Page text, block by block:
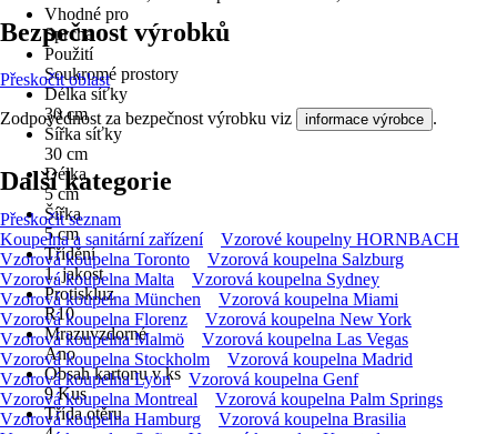
Vhodné pro
Sprcha
Použití
Soukromé prostory
Délka síťky
30 cm
Šířka síťky
30 cm
Délka
5 cm
Šířka
5 cm
Třídění
1. jakost
Protiskluz
R10
Mrazuvzdorné
Ano
Obsah kartonu v ks
9 Kus
Třída otěru
Bezpečnost výrobků
Přeskočit oblast
Zodpovědnost za bezpečnost výrobku viz informace výrobce .
Další kategorie
Přeskočit seznam
Koupelna a sanitární zařízení
Vzorové koupelny HORNBACH
Vzorová koupelna Toronto
Vzorová koupelna Salzburg
Vzorová koupelna Malta
Vzorová koupelna Sydney
Vzorová koupelna München
Vzorová koupelna Miami
Vzorová koupelna Florenz
Vzorová koupelna New York
Vzorová koupelna Malmö
Vzorová koupelna Las Vegas
Vzorová koupelna Stockholm
Vzorová koupelna Madrid
Vzorová koupelna Lyon
Vzorová koupelna Genf
Vzorová koupelna Montreal
Vzorová koupelna Palm Springs
Vzorová koupelna Hamburg
Vzorová koupelna Brasilia